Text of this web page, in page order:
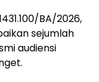
BA/2026,
sejumlah
audiensi